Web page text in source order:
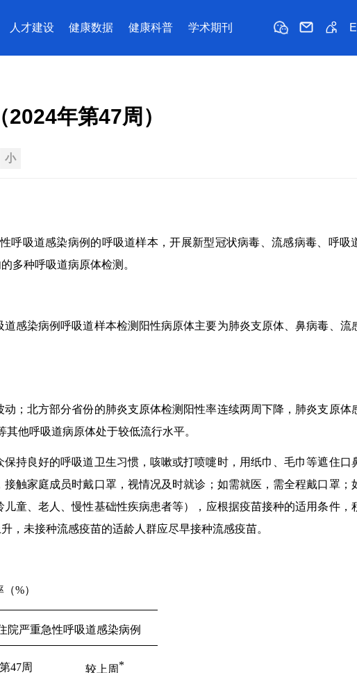
人才建设 健康数据 健康科普 学术期刊
年第47周）
小
吸道感染病例的呼吸道样本，开展新型冠状病毒、流感病毒、呼吸
多种呼吸道病原体检测。
感染病例呼吸道样本检测阳性病原体主要为肺炎支原体、鼻病毒、流
；北方部分省份的肺炎支原体检测阳性率连续两周下降，肺炎支原体
他呼吸道病原体处于较低流行水平。
持良好的呼吸道卫生习惯，咳嗽或打喷嚏时，用纸巾、毛巾等遮住口
触家庭成员时戴口罩，视情况及时就诊；如需就医，需全程戴口罩；
童、老人、慢性基础性疾病患者等），应根据疫苗接种的适用条件，
，未接种流感疫苗的适龄人群应尽早接种流感疫苗。
（%）
院严重急性呼吸道感染病例
第47周 较上周*